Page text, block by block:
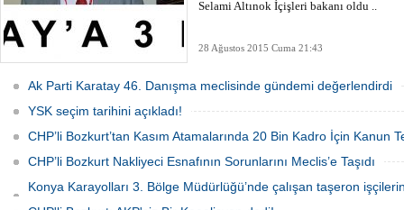
Selami Altınok İçişleri bakanı oldu ..
28 Ağustos 2015 Cuma 21:43
Ak Parti Karatay 46. Danışma meclisinde gündemi değerlendirdi
YSK seçim tarihini açıkladı!
CHP’li Bozkurt’tan Kasım Atamalarında 20 Bin Kadro İçin Kanun
CHP’li Bozkurt Nakliyeci Esnafının Sorunlarını Meclis’e Taşıdı
Konya Karayolları 3. Bölge Müdürlüğü’nde çalışan taşeron
gündeminde